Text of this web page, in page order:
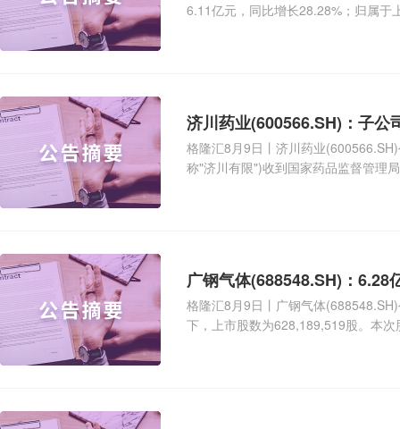
6.11亿元，同比增长28.28%；归属于
济川药业(600566.SH)：子公
格隆汇8月9日丨济川药业
称"济川有限")收到国家药品监督管理
广钢气体(688548.SH)：6.28
格隆汇8月9日丨广钢气体
下，上市股数为628,189,519股。本